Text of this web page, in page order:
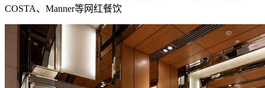
COSTA、Manner等网红餐饮